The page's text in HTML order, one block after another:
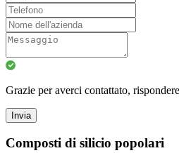
Grazie per averci contattato,
Invia
Composti di silicio popolari